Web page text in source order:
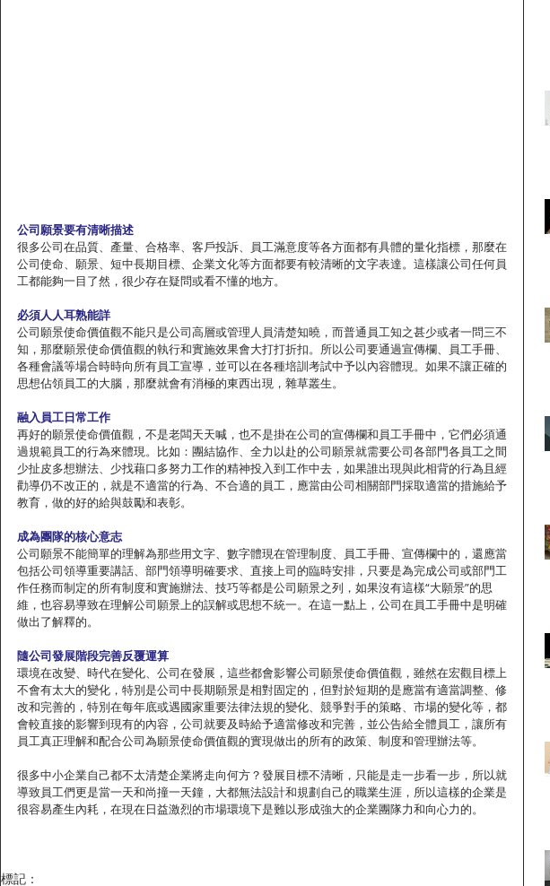
公司願景要有清晰描述
很多公司在品質、產量、合格率、客戶投訴、員工滿意度等各方面都有具體的量化指標，那麼在
公司使命、願景、短中長期目標、企業文化等方面都要有較清晰的文字表達。這樣讓公司任何員
工都能夠一目了然，很少存在疑問或看不懂的地方。
必須人人耳熟能詳
公司願景使命價值觀不能只是公司高層或管理人員清楚知曉，而普通員工知之甚少或者一問三不
知，那麼願景使命價值觀的執行和實施效果會大打打折扣。所以公司要通過宣傳欄、員工手冊、
各種會議等場合時時向所有員工宣導，並可以在各種培訓考試中予以內容體現。如果不讓正確的
思想佔領員工的大腦，那麼就會有消極的東西出現，雜草叢生。
融入員工日常工作
再好的願景使命價值觀，不是老闆天天喊，也不是掛在公司的宣傳欄和員工手冊中，它們必須通
過規範員工的行為來體現。比如：團結協作、全力以赴的公司願景就需要公司各部門各員工之間
少扯皮多想辦法、少找藉口多努力工作的精神投入到工作中去，如果誰出現與此相背的行為且經
勸導仍不改正的，就是不適當的行為、不合適的員工，應當由公司相關部門採取適當的措施給予
教育，做的好的給與鼓勵和表彰。
成為團隊的核心意志
公司願景不能簡單的理解為那些用文字、數字體現在管理制度、員工手冊、宣傳欄中的，還應當
包括公司領導重要講話、部門領導明確要求、直接上司的臨時安排，只要是為完成公司或部門工
作任務而制定的所有制度和實施辦法、技巧等都是公司願景之列，如果沒有這樣“大願景”的思
維，也容易導致在理解公司願景上的誤解或思想不統一。在這一點上，公司在員工手冊中是明確
做出了解釋的。
隨公司發展階段完善反覆運算
環境在改變、時代在變化、公司在發展，這些都會影響公司願景使命價值觀，雖然在宏觀目標上
不會有太大的變化，特別是公司中長期願景是相對固定的，但對於短期的是應當有適當調整、修
改和完善的，特別在每年底或遇國家重要法律法規的變化、競爭對手的策略、市場的變化等，都
會較直接的影響到現有的內容，公司就要及時給予適當修改和完善，並公告給全體員工，讓所有
員工真正理解和配合公司為願景使命價值觀的實現做出的所有的政策、制度和管理辦法等。
很多中小企業自己都不太清楚企業將走向何方？發展目標不清晰，只能是走一步看一步，所以就
導致員工們更是當一天和尚撞一天鐘，大都無法設計和規劃自己的職業生涯，所以這樣的企業是
很容易產生內耗，在現在日益激烈的市場環境下是難以形成強大的企業團隊力和向心力的。
標記：